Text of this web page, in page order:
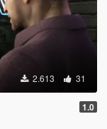
2.613 31
1.0